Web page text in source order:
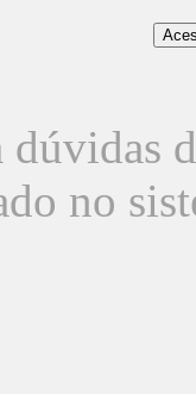
dúvidas
no